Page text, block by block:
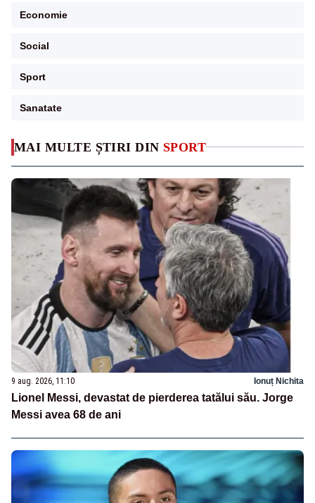
MAI MULTE ȘTIRI DIN SPORT
9 aug. 2026, 11:10 Ionuț Nichita
Lionel Messi, devastat de pierderea tatălui său. Jorge
Messi avea 68 de ani
Economie
Social
Sport
Sanatate